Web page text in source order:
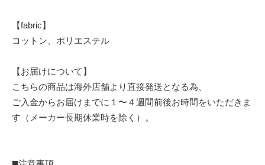
【fabric】
コットン、ポリエステル
【お届けについて】
こちらの商品は海外店舗より直接発送となる為、
ご入金からお届けまでに１〜４週間前後お時間をいただきま
す（メーカー長期休業時を除く）。